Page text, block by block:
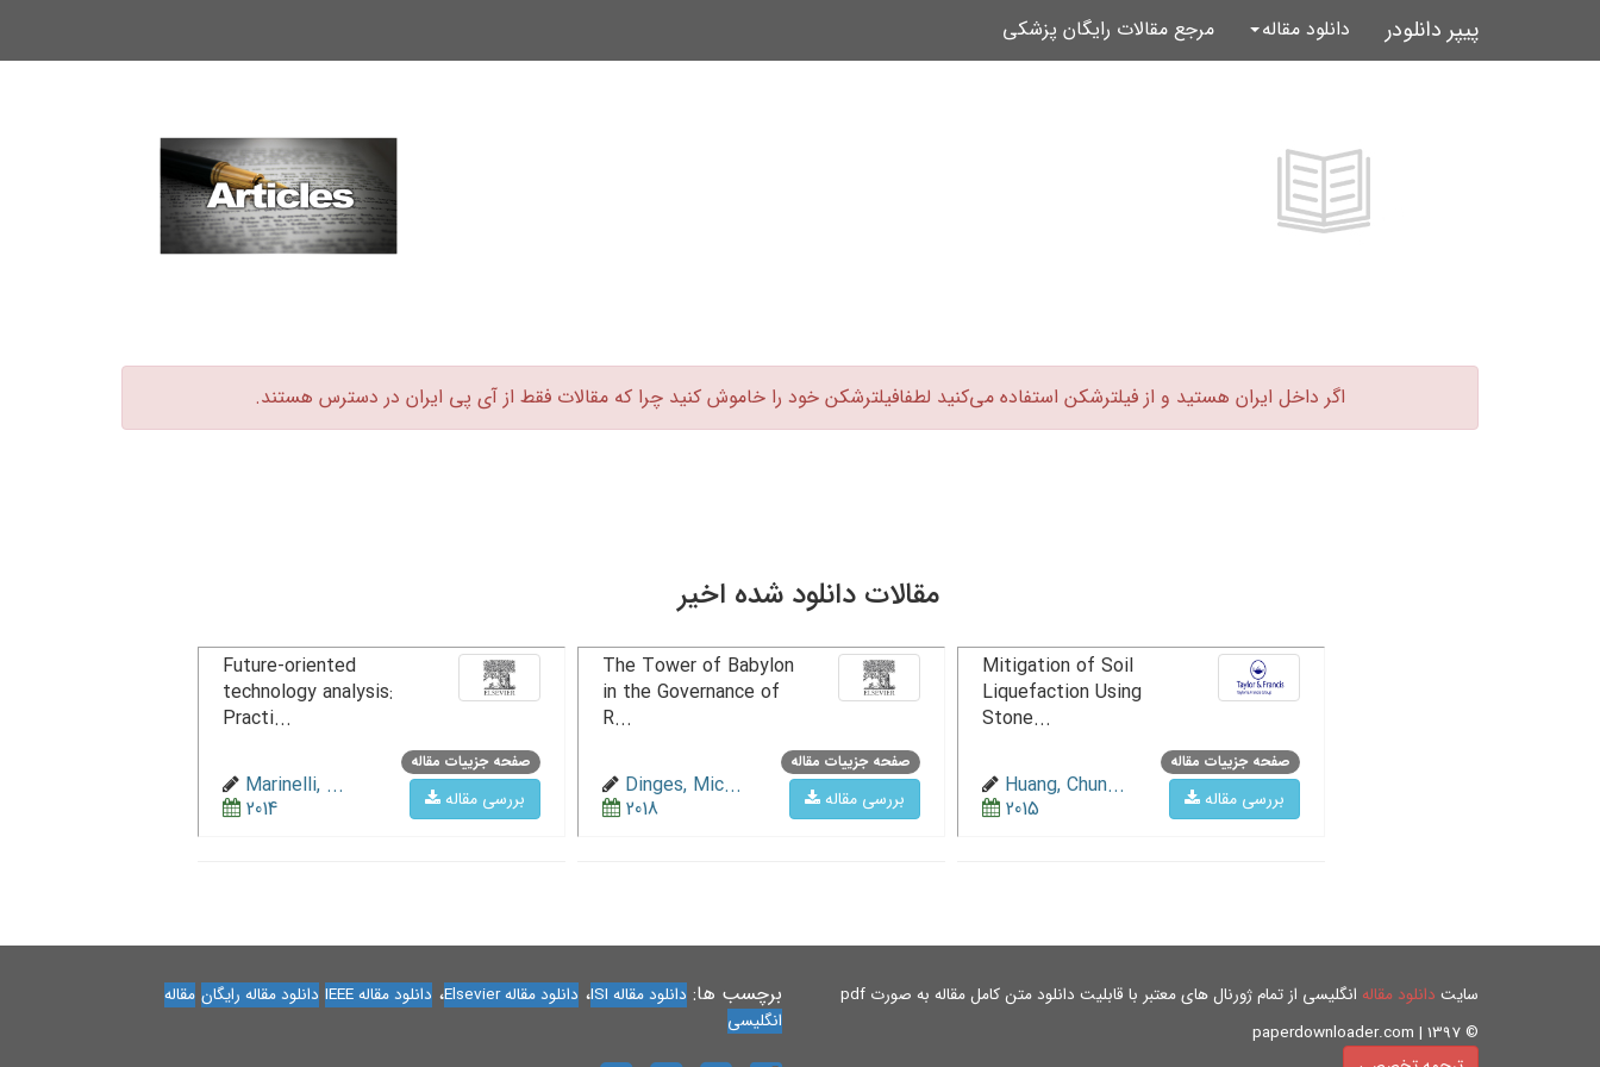
پیپر دانلودر دانلود مقاله مرجع مقالات رایگان پزشکی
اگر داخل ایران هستید و از فیلترشکن استفاده می‌کنید لطفافیلترشکن خود را خاموش کنید چرا که مقالات فقط از آی پی ایران در دسترس هستند.‏
مقالات دانلود شده اخیر
صفحه جزییات مقاله
بررسی مقاله
Mitigation of Soil
Liquefaction Using
Stone...
Huang, Chun...
2015
صفحه جزییات مقاله
بررسی مقاله
The Tower of Babylon
in the Governance of
R...
Dinges, Mic...
2018
صفحه جزییات مقاله
بررسی مقاله
Future-oriented
technology analysis:
Practi...
Marinelli, ...
2014
سایت دانلود مقاله انگلیسی از تمام ژورنال های معتبر با قابلیت دانلود متن کامل مقاله به صورت pdf
© paperdownloader.com | 1397
برچسب ها: دانلود مقاله ISI ، دانلود مقاله Elsevier ، دانلود مقاله IEEE دانلود مقاله رایگان مقاله
انگلیسی